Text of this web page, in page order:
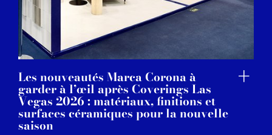
Les nouveautés Marca Corona à
garder à l’œil après Coverings Las
Vegas 2026 : matériaux, finitions et
surfaces céramiques pour la nouvelle
saison